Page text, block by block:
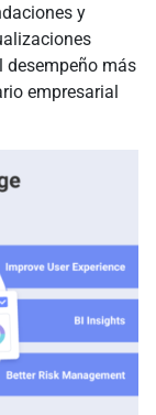
y
desempeño más
empresarial